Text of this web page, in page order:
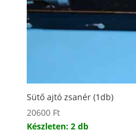
Sütő ajtó zsanér (1db)
20600 Ft
Készleten: 2 db